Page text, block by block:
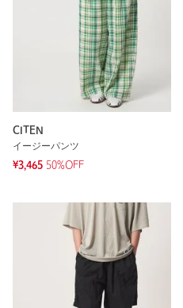
CITEN
イージーパンツ
¥3,465 50%OFF